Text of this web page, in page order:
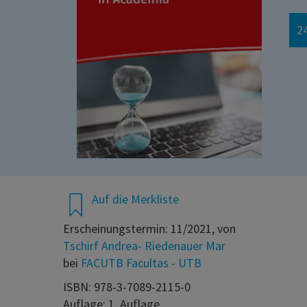
Auf die Merkliste
Erscheinungstermin: 11/2021, von
Tschirf Andrea- Riedenauer Mar
bei FACUTB Facultas - UTB
ISBN: 978-3-7089-2115-0